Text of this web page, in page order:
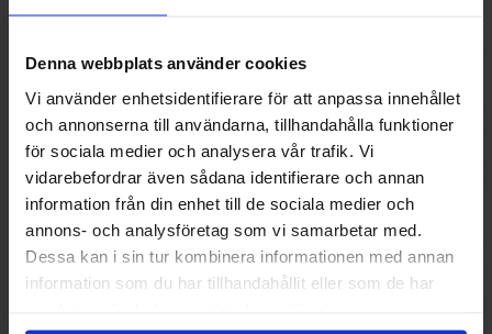
Denna webbplats använder cookies
Vi använder enhetsidentifierare för att anpassa innehållet
och annonserna till användarna, tillhandahålla funktioner
för sociala medier och analysera vår trafik. Vi
vidarebefordrar även sådana identifierare och annan
information från din enhet till de sociala medier och
annons- och analysföretag som vi samarbetar med.
Dessa kan i sin tur kombinera informationen med annan
information som du har tillhandahållit eller som de har
Wei Long Latiao Hot & Spicy Mini
360g(BF:2026-09-29)
79.90 kr
Tokimeki
Peach